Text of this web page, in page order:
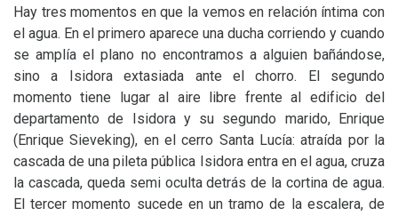
Hay tres momentos en que la vemos en relación íntima con
el agua. En el primero aparece una ducha corriendo y cuando
se amplía el plano no encontramos a alguien bañándose,
sino a Isidora extasiada ante el chorro. El segundo
momento tiene lugar al aire libre frente al edificio del
departamento de Isidora y su segundo marido, Enrique
(Enrique Sieveking), en el cerro Santa Lucía: atraída por la
cascada de una pileta pública Isidora entra en el agua, cruza
la cascada, queda semi oculta detrás de la cortina de agua.
El tercer momento sucede en un tramo de la escalera, de